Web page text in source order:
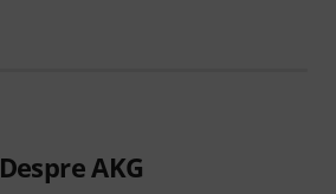
Despre AKG